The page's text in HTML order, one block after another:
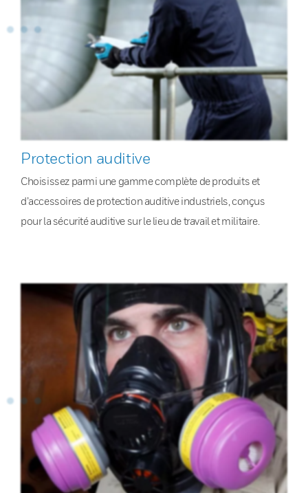
Protection auditive
Choisissez parmi une gamme complète de produits et
d’accessoires de protection auditive industriels, conçus
pour la sécurité auditive sur le lieu de travail et militaire.